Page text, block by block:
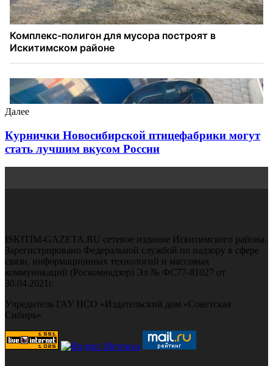
Далее
Курнички Новосибирской птицефабрики могут
стать лучшим вкусом России
ISKITIM-GAZETA.RU сетевое издание Искитимского района.
Зарегистрировано Федеральной службой по надзору в сфере
связи, информационных технологий и массовых
коммуникаций (Роскомнадзор) Эл № ФС77-81027 от
30.04.2021г.
Учредитель ГАУ НСО «Издательский дом «Советская
Сибирь»